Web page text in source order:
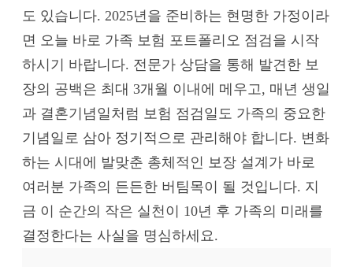
도 있습니다. 2025년을 준비하는 현명한 가정이라
면 오늘 바로 가족 보험 포트폴리오 점검을 시작
하시기 바랍니다. 전문가 상담을 통해 발견한 보
장의 공백은 최대 3개월 이내에 메우고, 매년 생일
과 결혼기념일처럼 보험 점검일도 가족의 중요한
기념일로 삼아 정기적으로 관리해야 합니다. 변화
하는 시대에 발맞춘 총체적인 보장 설계가 바로
여러분 가족의 든든한 버팀목이 될 것입니다. 지
금 이 순간의 작은 실천이 10년 후 가족의 미래를
결정한다는 사실을 명심하세요.